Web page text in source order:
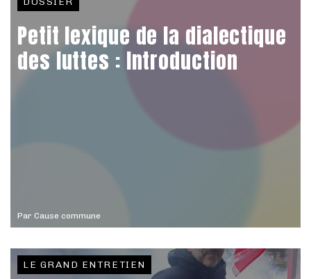
Par Cause commune
Petit lexique de la dialectique
des luttes : Introduction
LE GRAND ENTRETIEN